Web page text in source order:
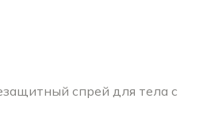
спрей для тела с